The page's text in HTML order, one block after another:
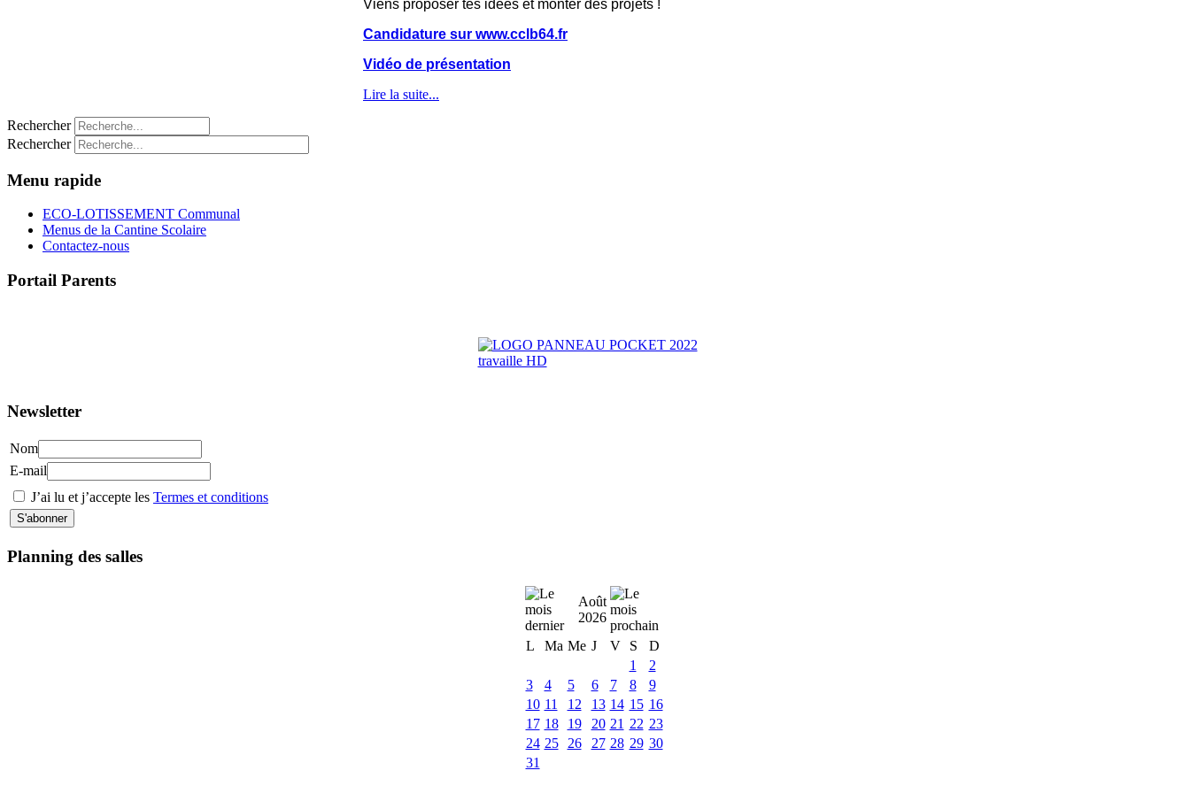
Viens proposer tes idées et monter des projets !
Candidature sur www.cclb64.fr
Vidéo de présentation
Lire la suite...
Rechercher
Rechercher
Menu rapide
ECO-LOTISSEMENT Communal
Menus de la Cantine Scolaire
Contactez-nous
Portail Parents
Newsletter
Nom
E-mail
J’ai lu et j’accepte les Termes et conditions
Planning des salles
Août
2026
L
Ma Me J V S
D
1
2
3
4 5 6 7 8
9
10 11 12 13 14 15 16
17 18 19 20 21 22 23
24 25 26 27 28 29 30
31